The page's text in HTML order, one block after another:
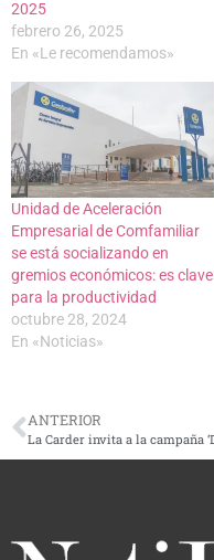
2025
febrero 26, 2025
En «Le recomendamos»
Unidad de Aceleración
Empresarial de Comfamiliar
se está socializando en
gremios económicos: es clave
para la productividad
octubre 28, 2024
En «Noticias»
ANTERIOR